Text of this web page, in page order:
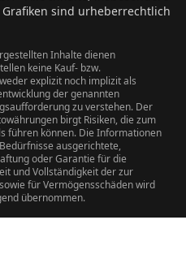
sind urheberrechtlich
Inhalte dienen
keine Kauf- bzw.
explizit noch implizit als
der genannten
zu verstehen. Der
birgt Risiken, die zum
führen können. Die Informationen
ausgerichtete,
oder Garantie für die
und Vollständigkeit der zur
für Vermögensschäden wird
übernommen.